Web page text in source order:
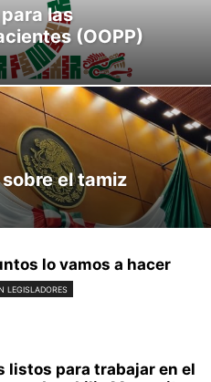
las
(OOPP)
el tamiz
lo vamos a hacer
LEGISLADORES
listos para trabajar en el